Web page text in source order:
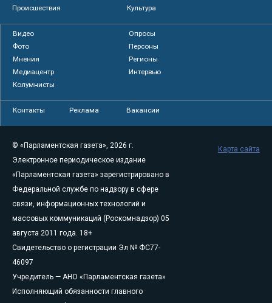
Происшествия
Культура
Видео
Опросы
Фото
Персоны
Мнения
Регионы
Медиацентр
Интервью
Колумнисты
Контакты Реклама Вакансии
© «Парламентская газета», 2026 г.
Электронное периодическое издание
«Парламентская газета» зарегистрировано в
Федеральной службе по надзору в сфере
связи, информационных технологий и
массовых коммуникаций (Роскомнадзор) 05
августа 2011 года. 18+
Свидетельство о регистрации Эл № ФС77-
46097
Учредитель — АНО «Парламентская газета»
Исполняющий обязанности главного
Карта сайта